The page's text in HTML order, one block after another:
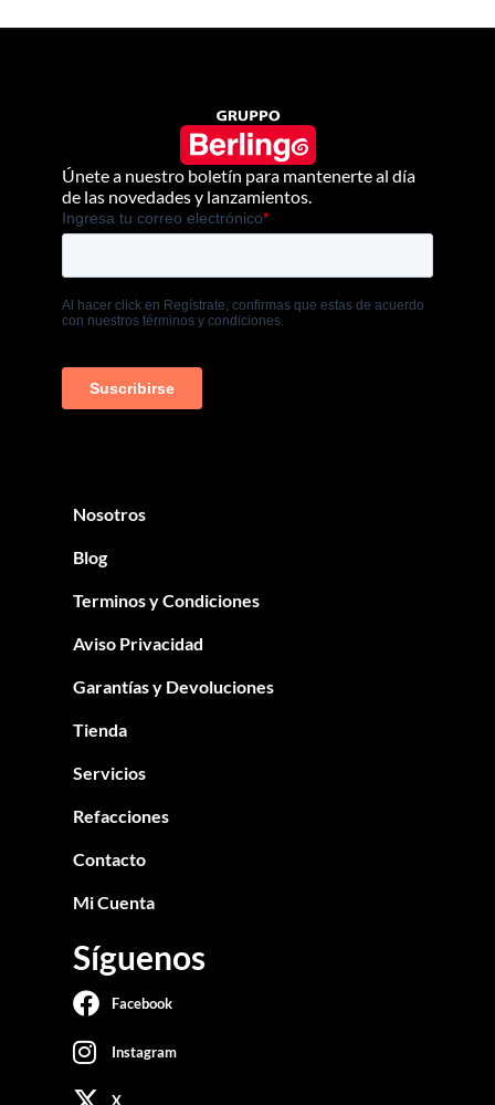
Únete a nuestro boletín para mantenerte al día
de las novedades y lanzamientos.
Nosotros
Blog
Terminos y Condiciones
Aviso Privacidad
Garantías y Devoluciones
Tienda
Servicios
Refacciones
Contacto
Mi Cuenta
Síguenos
Facebook
Instagram
X